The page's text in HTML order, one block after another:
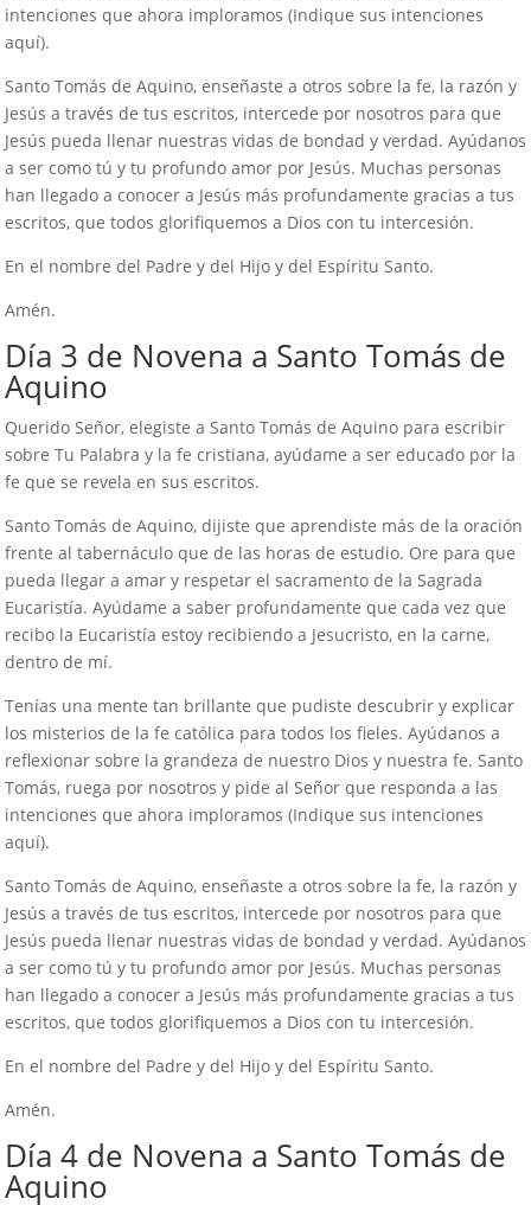
intenciones que ahora imploramos (Indique sus intenciones
aquí).
Santo Tomás de Aquino, enseñaste a otros sobre la fe, la razón y
Jesús a través de tus escritos, intercede por nosotros para que
Jesús pueda llenar nuestras vidas de bondad y verdad. Ayúdanos
a ser como tú y tu profundo amor por Jesús. Muchas personas
han llegado a conocer a Jesús más profundamente gracias a tus
escritos, que todos glorifiquemos a Dios con tu intercesión.
En el nombre del Padre y del Hijo y del Espíritu Santo.
Amén.
Día 3 de Novena a Santo Tomás de
Aquino
Querido Señor, elegiste a Santo Tomás de Aquino para escribir
sobre Tu Palabra y la fe cristiana, ayúdame a ser educado por la
fe que se revela en sus escritos.
Santo Tomás de Aquino, dijiste que aprendiste más de la oración
frente al tabernáculo que de las horas de estudio. Ore para que
pueda llegar a amar y respetar el sacramento de la Sagrada
Eucaristía. Ayúdame a saber profundamente que cada vez que
recibo la Eucaristía estoy recibiendo a Jesucristo, en la carne,
dentro de mí.
Tenías una mente tan brillante que pudiste descubrir y explicar
los misterios de la fe católica para todos los fieles. Ayúdanos a
reflexionar sobre la grandeza de nuestro Dios y nuestra fe. Santo
Tomás, ruega por nosotros y pide al Señor que responda a las
intenciones que ahora imploramos (Indique sus intenciones
aquí).
Santo Tomás de Aquino, enseñaste a otros sobre la fe, la razón y
Jesús a través de tus escritos, intercede por nosotros para que
Jesús pueda llenar nuestras vidas de bondad y verdad. Ayúdanos
a ser como tú y tu profundo amor por Jesús. Muchas personas
han llegado a conocer a Jesús más profundamente gracias a tus
escritos, que todos glorifiquemos a Dios con tu intercesión.
En el nombre del Padre y del Hijo y del Espíritu Santo.
Amén.
Día 4 de Novena a Santo Tomás de
Aquino